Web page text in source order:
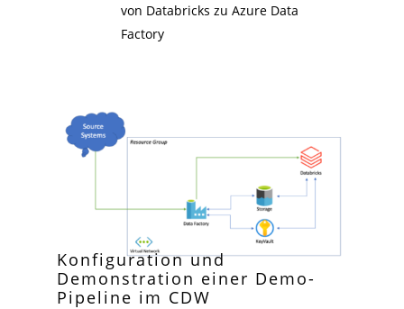
von Databricks zu Azure Data
Factory
Konfiguration und
Demonstration einer Demo-
Pipeline im CDW